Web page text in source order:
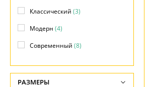
Классический (3)
Модерн (4)
Современный (8)
РАЗМЕРЫ